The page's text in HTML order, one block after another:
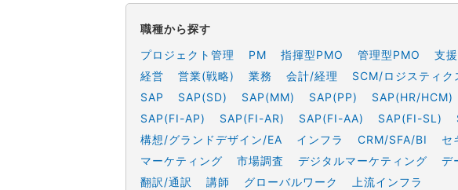
職種から探す
プロジェクト管理
PM 指揮型PMO 管理型PMO 支
経営
営業(戦略) 業務 会計/経理 SCM/ロジスティク
SAP
SAP(SD) SAP(MM) SAP(PP) SAP(HR/HCM)
SAP(FI-AP)
SAP(FI-AR) SAP(FI-AA) SAP(FI-SL)
構想/グランドデザイン/EA
インフラ CRM/SFA/BI セ
マーケティング
市場調査 デジタルマーケティング デ
翻訳/通訳
講師 グローバルワーク 上流インフラ